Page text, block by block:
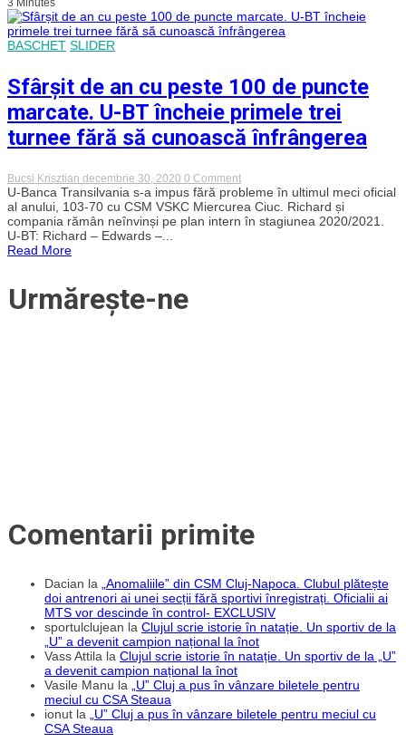
în
LNBM
turneu
pe
teren
propriu
BASCHET SLIDER
Sfârșit de an cu peste 100 de puncte
marcate. U-BT încheie primele trei
turnee fără să cunoască înfrângerea
Bucsi Krisztian decembrie 30, 2020 0 Commenton
Sfârșit
de
an
cu
U-Banca Transilvania s-a impus fără probleme în ultimul meci oficial
al anului, 103-70 cu CSM VSKC Miercurea Ciuc. Richard și
compania rămân neînvinși pe plan intern în stagiunea 2020/2021.
U-BT: Richard – Edwards –...
Read More
Urmărește-ne
Comentarii primite
Dacian la
„Anomaliile” din CSM Cluj-Napoca. Clubul plătește
doi antrenori ai unei secții fără sportivi înregistrați. Oficialii ai
MTS vor descinde în control- EXCLUSIV
sportulclujean la Clujul scrie istorie în natație. Un sportiv de la
„U” a devenit campion național la înot
Vass Attila la Clujul scrie istorie în natație. Un sportiv de la „U”
a devenit campion național la înot
Vasile Manu la
„U” Cluj a pus în vânzare biletele pentru
meciul cu CSA Steaua
ionut la
„U” Cluj a pus în vânzare biletele pentru meciul cu
CSA Steaua